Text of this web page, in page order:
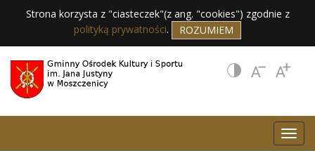
Strona korzysta z "ciasteczek"(z ang. "cookies") zgodnie z
polityką prywatności. ROZUMIEM